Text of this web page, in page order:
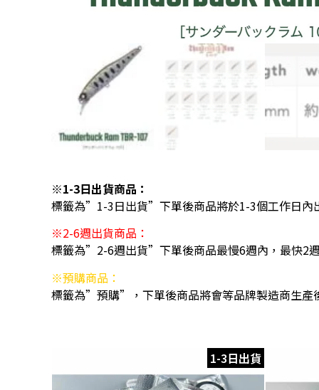
※1-3日出貨商品：
標籤為”1-3日出貨”下單後商品將於1-3個工作日內
※2-6週出貨商品：
標籤為”2-6週出貨”下單後商品最慢6週內，最快2
※預購商品：
標籤為”預購”，下單後商品將會等品牌製造商生產
1-3日出貨